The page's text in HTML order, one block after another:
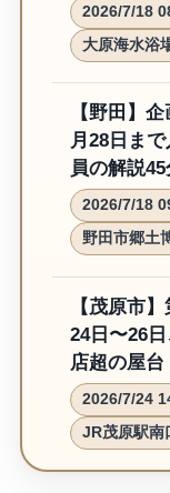
2026/7/18
大原海水浴
【野田】
月28日ま
員の解説45
2026/7/18
野田市郷土
【茂原市
24日〜26
店超の屋台
2026/7/24
JR茂原駅南